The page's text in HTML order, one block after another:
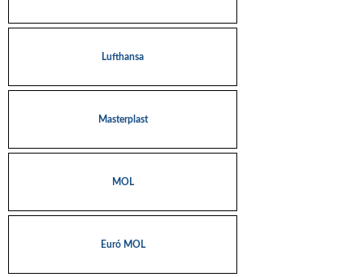
Lufthansa
Masterplast
MOL
Euró MOL